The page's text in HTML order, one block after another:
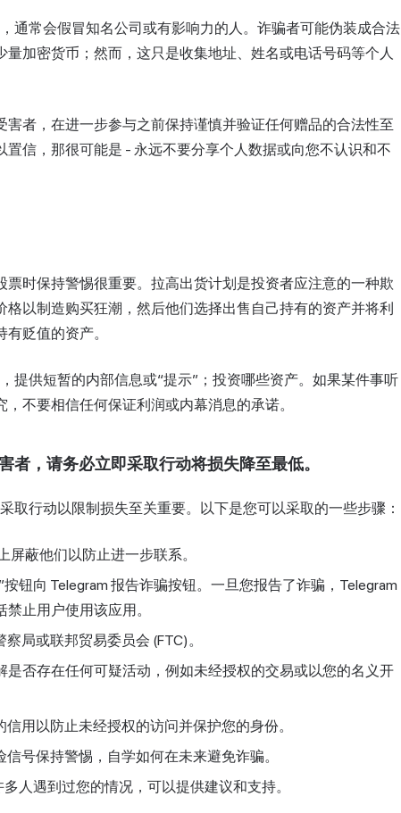
通常会假冒知名公司或有影响力的人。诈骗者可能伪装成合法
加密货币；然而，这只是收集地址、姓名或电话号码等个人
者，在进一步参与之前保持谨慎并验证任何赠品的合法性至
信，那很可能是 - 永远不要分享个人数据或向您不认识和不
时保持警惕很重要。拉高出货计划是投资者应注意的一种欺
以制造购买狂潮，然后他们选择出售自己持有的资产并将利
贬值的资产。
提供短暂的内部信息或“提示”；投资哪些资产。如果某件事听
不要相信任何保证利润或内幕消息的承诺。
，请务必立即采取行动将损失降至最低。
取行动以限制损失至关重要。以下是您可以采取的一些步骤：
屏蔽他们以防止进一步联系。
钮向 Telegram 报告诈骗按钮。一旦您报告了诈骗，Telegram
止用户使用该应用。
局或联邦贸易委员会 (FTC)。
否存在任何可疑活动，例如未经授权的交易或以您的名义开
用以防止未经授权的访问并保护您的身份。
号保持警惕，自学如何在未来避免诈骗。
人遇到过您的情况，可以提供建议和支持。